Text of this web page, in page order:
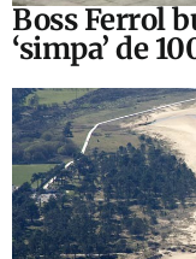
Boss Ferrol
‘simpa’ de